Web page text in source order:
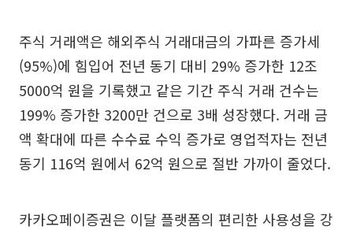
주식 거래액은 해외주식 거래대금의 가파른 증가세
(95%)에 힘입어 전년 동기 대비 29% 증가한 12조
5000억 원을 기록했고 같은 기간 주식 거래 건수는
199% 증가한 3200만 건으로 3배 성장했다. 거래 금
액 확대에 따른 수수료 수익 증가로 영업적자는 전년
동기 116억 원에서 62억 원으로 절반 가까이 줄었다.
카카오페이증권은 이달 플랫폼의 편리한 사용성을 강